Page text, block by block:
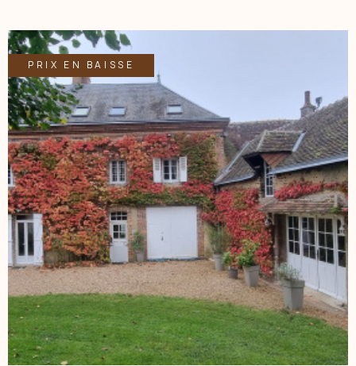
risques auxquels est exposé ce bien sont disponibles sur le
site georisques: www.georisques.gouv.fr Les informations
sur les risques auxquels ce bien est exposé sont disponibles
sur le site Géorisques
PRIX EN BAISSE
VOIR LE BIEN